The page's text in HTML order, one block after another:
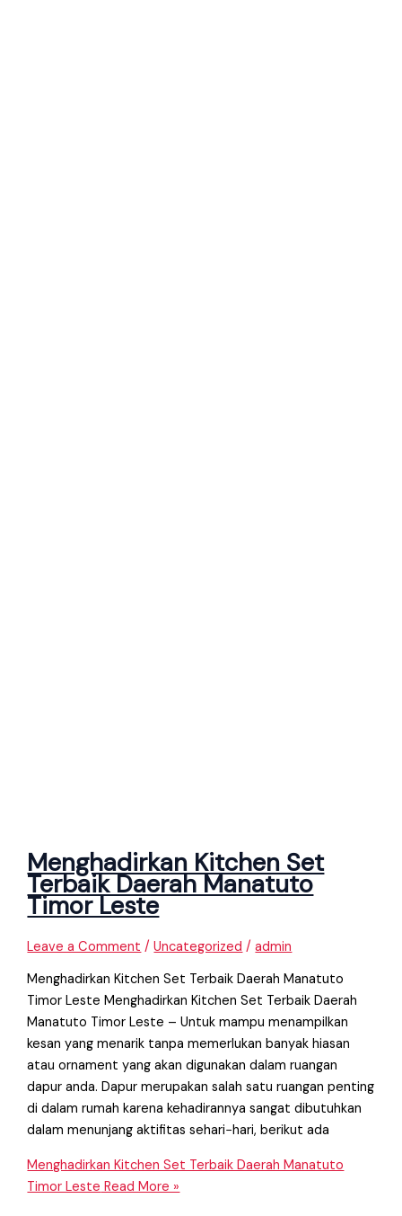
Menghadirkan Kitchen Set
Terbaik Daerah Manatuto
Timor Leste
Leave a Comment /Uncategorized /admin
Menghadirkan Kitchen Set Terbaik Daerah Manatuto
Timor Leste Menghadirkan Kitchen Set Terbaik Daerah
Manatuto Timor Leste – Untuk mampu menampilkan
kesan yang menarik tanpa memerlukan banyak hiasan
atau ornament yang akan digunakan dalam ruangan
dapur anda. Dapur merupakan salah satu ruangan penting
di dalam rumah karena kehadirannya sangat dibutuhkan
dalam menunjang aktifitas sehari−hari, berikut ada
Menghadirkan Kitchen Set Terbaik Daerah Manatuto
Timor Leste Read More »